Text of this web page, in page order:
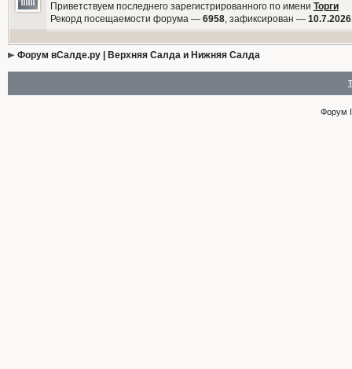
Приветствуем последнего зарегистрированного по имени Торги
Рекорд посещаемости форума — 6958, зафиксирован —
Форум вСалде.ру | Верхняя Салда и Нижняя Салда
Форум